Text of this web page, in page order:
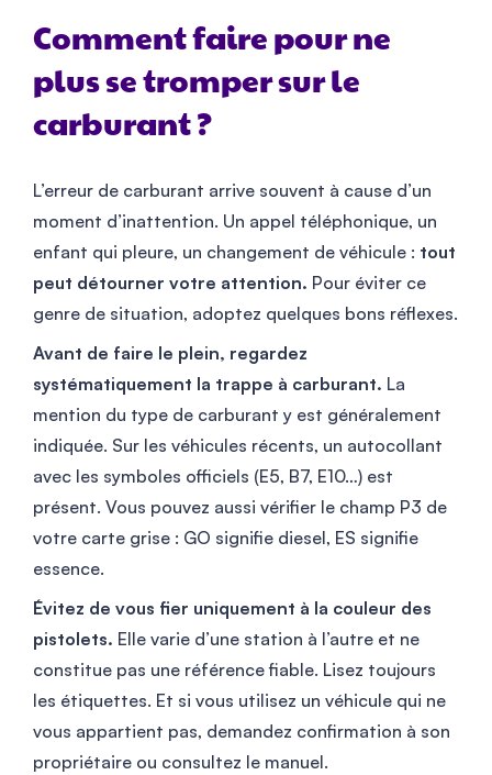
Comment faire pour ne
plus se tromper sur le
carburant ?
L’erreur de carburant arrive souvent à cause d’un
moment d’inattention. Un appel téléphonique, un
enfant qui pleure, un changement de véhicule : tout
peut détourner votre attention. Pour éviter ce
genre de situation, adoptez quelques bons réflexes.
Avant de faire le plein, regardez
systématiquement la trappe à carburant. La
mention du type de carburant y est généralement
indiquée. Sur les véhicules récents, un autocollant
avec les symboles officiels (E5, B7, E10…) est
présent. Vous pouvez aussi vérifier le champ P3 de
votre carte grise : GO signifie diesel, ES signifie
essence.
Évitez de vous fier uniquement à la couleur des
pistolets. Elle varie d’une station à l’autre et ne
constitue pas une référence fiable. Lisez toujours
les étiquettes. Et si vous utilisez un véhicule qui ne
vous appartient pas, demandez confirmation à son
propriétaire ou consultez le manuel.